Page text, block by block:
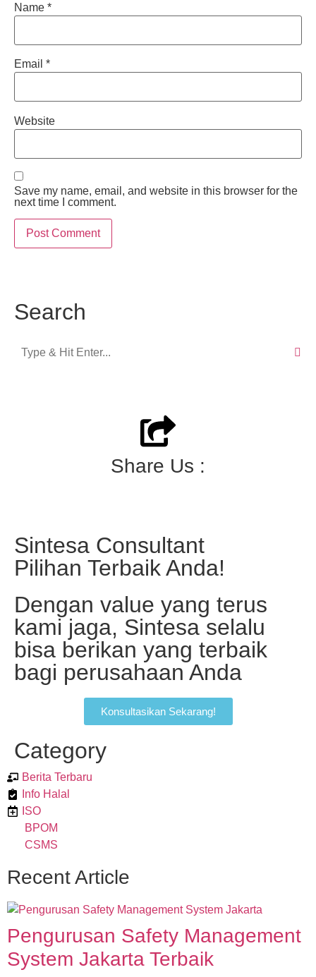
Name *
Email *
Website
Save my name, email, and website in this browser for the
next time I comment.
Search
Share Us :
Sintesa Consultant
Pilihan Terbaik Anda!
Dengan value yang terus
kami jaga, Sintesa selalu
bisa berikan yang terbaik
bagi perusahaan Anda
Konsultasikan Sekarang!
Category
Berita Terbaru
Info Halal
ISO
BPOM
CSMS
Recent Article
Pengurusan Safety Management
System Jakarta Terbaik